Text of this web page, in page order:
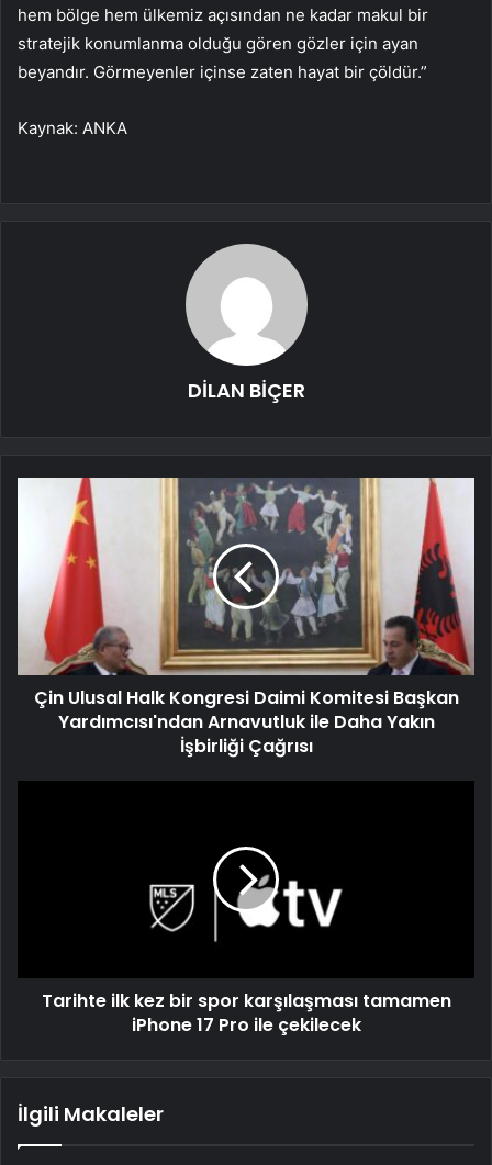
hem bölge hem ülkemiz açısından ne kadar makul bir
stratejik konumlanma olduğu gören gözler için ayan
beyandır. Görmeyenler içinse zaten hayat bir çöldür.”
Kaynak: ANKA
DİLAN BİÇER
Çin Ulusal Halk Kongresi Daimi Komitesi Başkan
Yardımcısı'ndan Arnavutluk ile Daha Yakın
İşbirliği Çağrısı
Tarihte ilk kez bir spor karşılaşması tamamen
iPhone 17 Pro ile çekilecek
İlgili Makaleler